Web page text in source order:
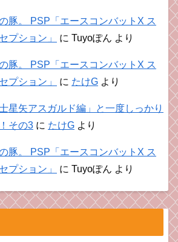
豚。 PSP「エースコンバットX ス
プション」
に Tuyoぽん より
豚。 PSP「エースコンバットX ス
プション」
に たけG より
星矢アスガルド編」と一度しっかり
その3 に たけG より
豚。 PSP「エースコンバットX ス
プション」
に Tuyoぽん より